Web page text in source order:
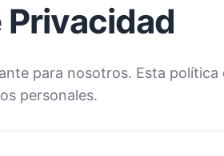
para nosotros. Esta política
personales.